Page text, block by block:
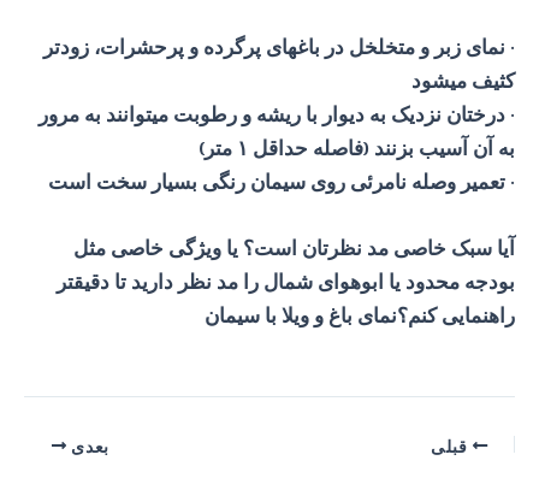
· نمای زبر و متخلخل در باغهای پرگرده و پرحشرات، زودتر
کثیف میشود
· درختان نزدیک به دیوار با ریشه و رطوبت میتوانند به مرور
به آن آسیب بزنند (فاصله حداقل ۱ متر)
· تعمیر وصله نامرئی روی سیمان رنگی بسیار سخت است
آیا سبک خاصی مد نظرتان است؟ یا ویژگی خاصی مثل
بودجه محدود یا ابوهوای شمال را مد نظر دارید تا دقیقتر
راهنمایی کنم؟نمای باغ وویلا با سیمان
پیمایشقبلی بعدی